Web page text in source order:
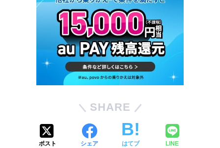
SHARE
ポスト シェア はてブ LINE